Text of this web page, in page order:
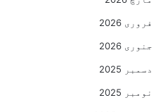
فروری 2026
جنوری 2026
دسمبر 2025
نومبر 2025